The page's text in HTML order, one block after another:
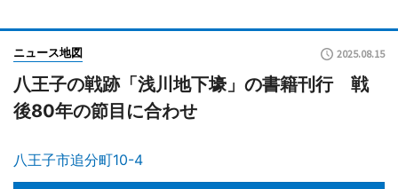
ニュース地図 2025.08.15
八王子の戦跡「浅川地下壕」の書籍刊行 戦
後80年の節目に合わせ
八王子市追分町10-4